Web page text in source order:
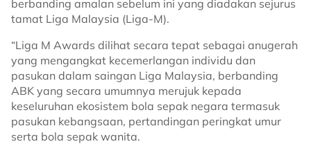
berbanding amalan sebelum ini yang diadakan sejurus
tamat Liga Malaysia (Liga-M).
“Liga M Awards dilihat secara tepat sebagai anugerah
yang mengangkat kecemerlangan individu dan
pasukan dalam saingan Liga Malaysia, berbanding
ABK yang secara umumnya merujuk kepada
keseluruhan ekosistem bola sepak negara termasuk
pasukan kebangsaan, pertandingan peringkat umur
serta bola sepak wanita.